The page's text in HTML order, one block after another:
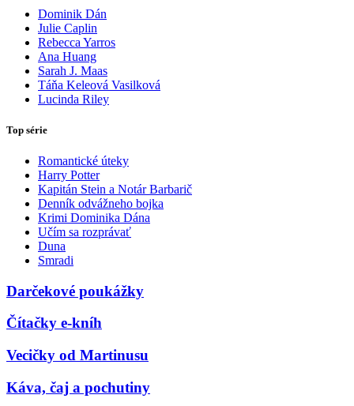
Dominik Dán
Julie Caplin
Rebecca Yarros
Ana Huang
Sarah J. Maas
Táňa Keleová Vasilková
Lucinda Riley
Top série
Romantické úteky
Harry Potter
Kapitán Stein a Notár Barbarič
Denník odvážneho bojka
Krimi Dominika Dána
Učím sa rozprávať
Duna
Smradi
Darčekové poukážky
Čítačky e-kníh
Vecičky od Martinusu
Káva, čaj a pochutiny